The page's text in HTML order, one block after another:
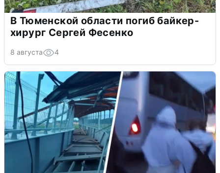
В Тюменской области погиб байкер-
хирург Сергей Фесенко
8 августа 4